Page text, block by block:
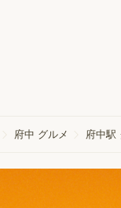
府中 グルメ 府中駅